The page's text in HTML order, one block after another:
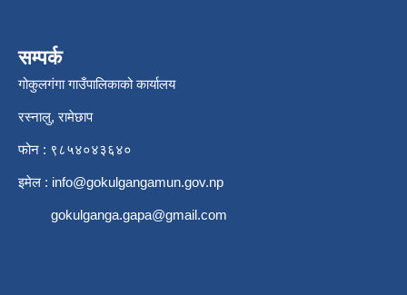
सम्पर्क
गोकुलगंगा गाउँपालिकाको कार्यालय
रस्नालु, रामेछाप
फोन : ९८५४०४३६४०
इमेल : info@gokulgangamun.gov.np
gokulganga.gapa@gmail.com